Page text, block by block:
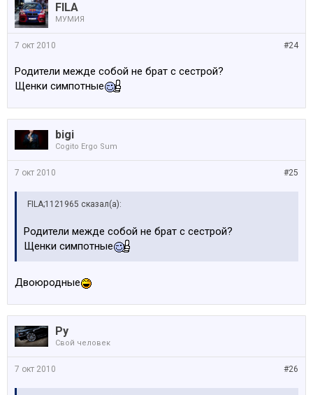
FILA
МУМИЯ
#24
7 окт 2010
Родители межде собой не брат с сестрой?
Щенки симпотные
bigi
Cogito Ergo Sum
#25
7 окт 2010
FILA;1121965 сказал(а):
Родители межде собой не брат с сестрой?
Щенки симпотные
Двоюродные
Ру
Свой человек
#26
7 окт 2010